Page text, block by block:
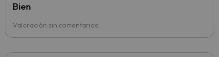
Valoración sin comentarios
Bien